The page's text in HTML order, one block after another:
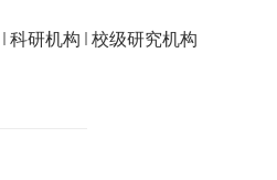
科研机构 校级研究机构